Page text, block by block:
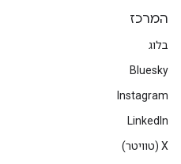
המרכז
בלוג
Bluesky
Instagram
LinkedIn
‫X (טוויטר)